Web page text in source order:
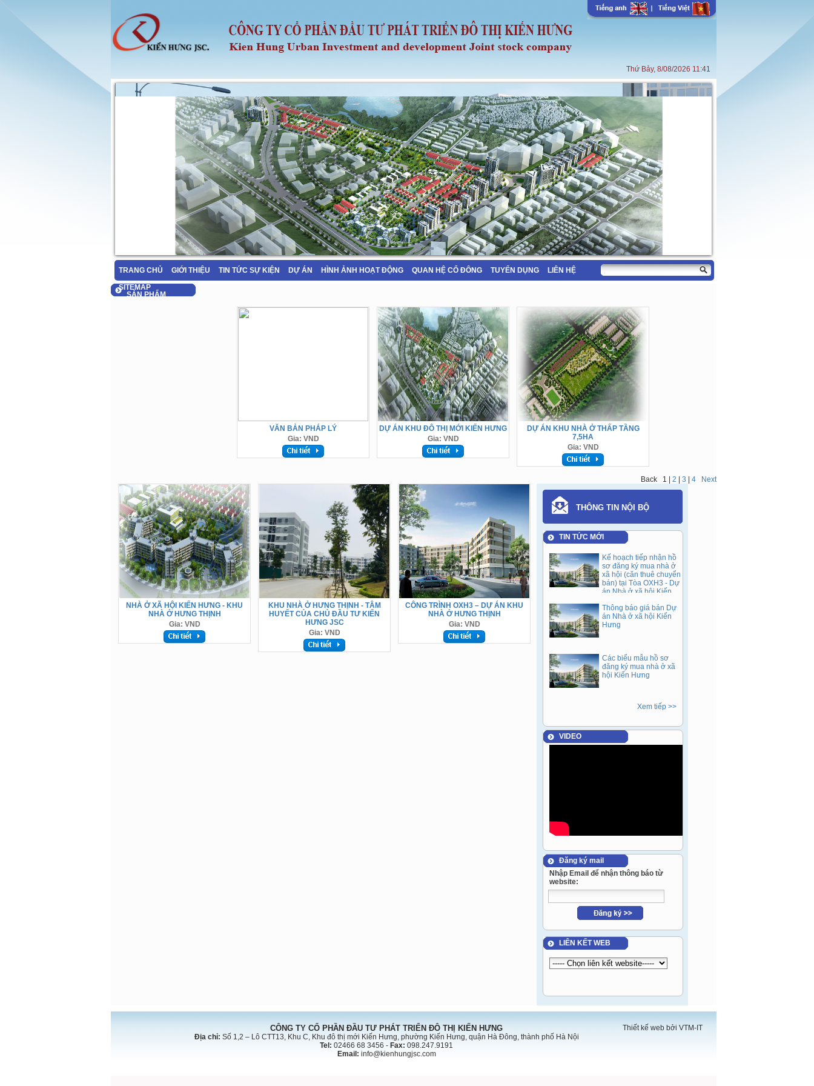
Thứ Bảy, 8/08/2026 11:41
TRANG CHỦ GIỚI THIỆU TIN TỨC SỰ KIỆN DỰ ÁN HÌNH ẢNH HOẠT ĐỘNG QUAN HỆ CỔ ĐÔNG TUYỂN DỤNG
LIÊN HỆ
SITEMAP
SẢN PHẨM
VĂN BẢN PHÁP LÝ
Gia: VND
DỰ ÁN KHU ĐÔ THỊ MỚI KIẾN HƯNG
Gia: VND
DỰ ÁN KHU NHÀ Ở THẤP TẦNG
7,5HA
Gia: VND
NHÀ Ở XÃ HỘI KIẾN HƯNG - KHU
NHÀ Ở HƯNG THỊNH
Gia: VND
KHU NHÀ Ở HƯNG THỊNH - TÂM
HUYẾT CỦA CHỦ ĐẦU TƯ KIẾN
HƯNG JSC
Gia: VND
CÔNG TRÌNH OXH3 – DỰ ÁN KHU
NHÀ Ở HƯNG THỊNH
Gia: VND
Back 1 2 3 4 Next
THÔNG TIN NỘI BỘ
TIN TỨC MỚI
Kế hoạch tiếp nhận hồ
sơ đăng ký mua nhà ở
xã hội (căn thuê chuyển
bán) tại Tòa OXH3 - Dự
án Nhà ở xã hội Kiến
thuê (Đợt 1).
Thông báo giá bán Dự
án Nhà ở xã hội Kiến
Hưng
Các biểu mẫu hồ sơ
đăng ký mua nhà ở xã
hội Kiến Hưng
Xem tiếp >>
VIDEO
Đăng ký mail
Nhập Email để nhận thông báo từ
website:
LIÊN KẾT WEB
CÔNG TY CỔ PHẦN ĐẦU TƯ PHÁT TRIỂN ĐÔ THỊ KIẾN HƯNG
Địa chỉ: Số 1,2 – Lô CTT13, Khu C, Khu đô thị mới Kiến Hưng, phường Kiến Hưng, quận Hà Đông, thành phố Hà Nội
Tel: 02466 68 3456 - Fax: 098.247.9191
Email: info@kienhungjsc.com
Thiết kế web bởi VTM-IT